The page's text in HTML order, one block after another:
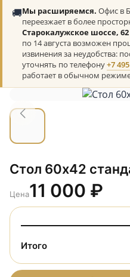
🚚Мы расширяемся. Офис в
переезжает в более
Старокалужское шоссе,
по 14 августа возможен
извинения за неудобства:
уточнять по телефону+7
работает в обычном
Стол 60х42
Цена11 000 ₽
Итого